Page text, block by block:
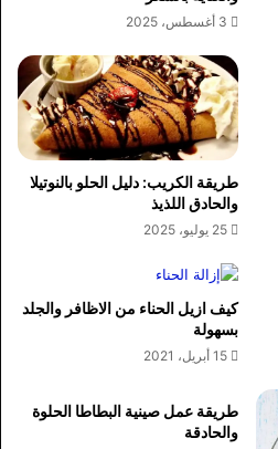
3 أغسطس، 2025
طريقة الكريب: دليل الحلو بالنوتيلا
والحادق اللذيذ
25 يوليو، 2025
كيف ازيل الحناء من الاظافر والجلد
بسهولة
15 أبريل، 2021
طريقة عمل صينية البطاطا الحلوة
والحادقة